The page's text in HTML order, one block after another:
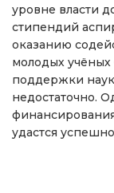
уровне власти
стипендий
оказанию
молодых
поддержки
недостаточно.
удастся